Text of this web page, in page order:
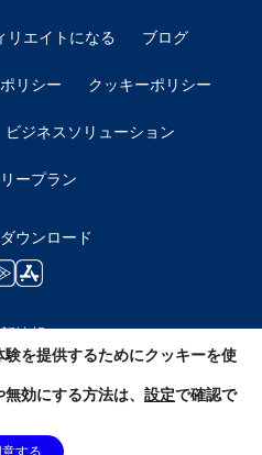
リエイトになる ブログ
リシー クッキーポリシー
ビジネスソリューション
ープラン
ウンロード
情報
を提供するためにクッキーを使
効にする方法は、 設定で確認で
意する